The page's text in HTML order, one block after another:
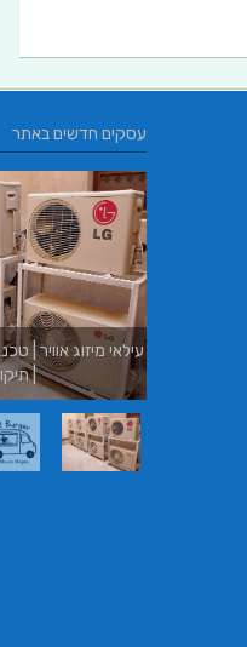
עסקים חדשים באתר
| מתקין מזגנים